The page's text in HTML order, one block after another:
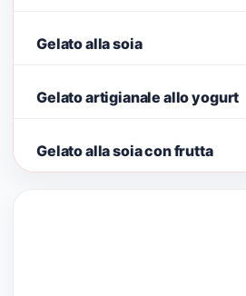
Gelato alla soia
Gelato artigianale allo yogurt
Gelato alla soia con frutta